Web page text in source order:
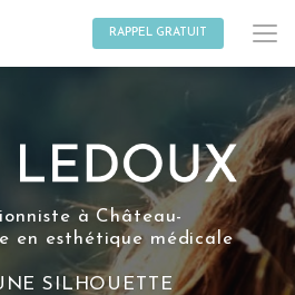
RAPPEL GRATUIT
à Château-
en esthétique médicale
SILHOUETTE